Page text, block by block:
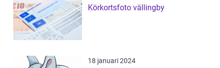
Körkortsfoto vällingby
18 januari 2024